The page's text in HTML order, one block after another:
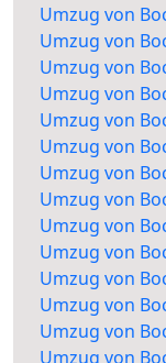
Umzug von
Umzug von
Umzug von
Umzug von
Umzug von
Umzug von
Umzug von
Umzug von
Umzug von
Umzug von
Umzug von
Umzug von
Umzug von
Umzug von